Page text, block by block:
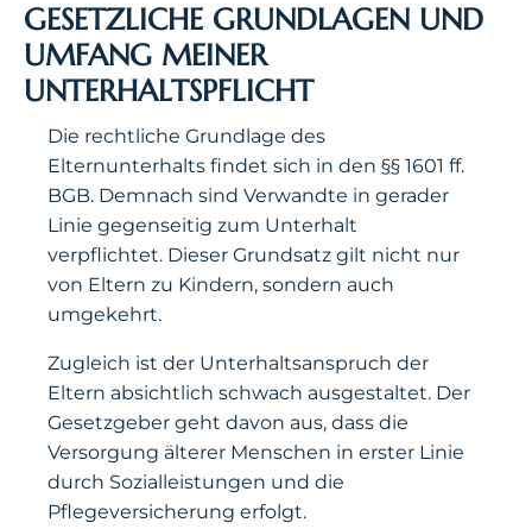
GESETZLICHE GRUNDLAGEN UND
UMFANG MEINER
UNTERHALTSPFLICHT
Die rechtliche Grundlage des
Elternunterhalts findet sich in den §§ 1601 ff.
BGB. Demnach sind Verwandte in gerader
Linie gegenseitig zum Unterhalt
verpflichtet. Dieser Grundsatz gilt nicht nur
von Eltern zu Kindern, sondern auch
umgekehrt.
Zugleich ist der Unterhaltsanspruch der
Eltern absichtlich schwach ausgestaltet. Der
Gesetzgeber geht davon aus, dass die
Versorgung älterer Menschen in erster Linie
durch Sozialleistungen und die
Pflegeversicherung erfolgt.